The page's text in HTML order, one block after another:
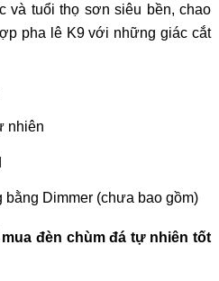
và tuổi thọ sơn siêu bền, chao
pha lê K9 với những giác cắt
nhiên
bằng Dimmer (chưa bao gồm)
đèn chùm đá tự nhiên tốt